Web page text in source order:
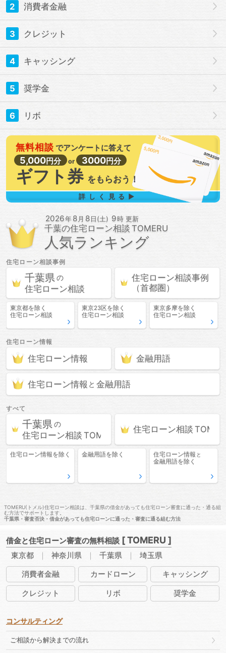
TOMERU(トメル)住宅ローン相談は、千葉県の借金があっても住宅ローン審査に通った・通る組
む方法でサポートします。
千葉県・審査否決・借金があっても住宅ローンに通った・審査に通る組む方法
2 消費者金融
3 クレジット
4 キャッシング
5 奨学金
6 リボ
無料相談 でアンケートに答えて
5,000円分 or 3000円分
ギフト券 を もらおう！
詳しく見る▶
2026年8 月 8 日(土) 9時 更新
千葉の住宅ローン相談
人気ランキング
住宅ローン相談事例
千葉県 の
住宅ローン相談
住宅ローン相談事例
（首都圏）
東京都を除く
住宅ローン相談
東京23区を除く
住宅ローン相談
東京多摩を除く
住宅ローン相談
住宅ローン情報
住宅ローン情報 金融用語
住宅ローン情報 と 金融用語
すべて
千葉県 の
住宅ローン相談
住宅ローン相談
住宅ローン情報を除く 金融用語を除く 住宅ローン情報 と
金融用語を除く
借金と住宅ローン審査の無料相談 [ TOMERU ]
東京都 神奈川県 千葉県
埼玉県
消費者金融 カード ローン キャッシング
クレジット リボ 奨学金
コンサルティング
ご相談から解決までの流れ